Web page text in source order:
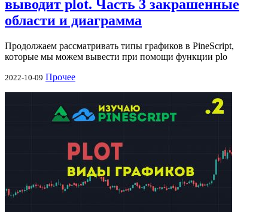
выводит plot. Часть 3 закрашенные
области и диаграмма
Продолжаем рассматривать типы графиков в PineScript,
которые мы можем вывести при помощи функции plo
2022-10-09 Прочее